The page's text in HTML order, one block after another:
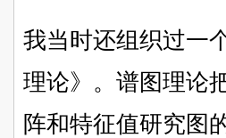
我当时还组织过一
理论》。谱图理论
阵和特征值研究图